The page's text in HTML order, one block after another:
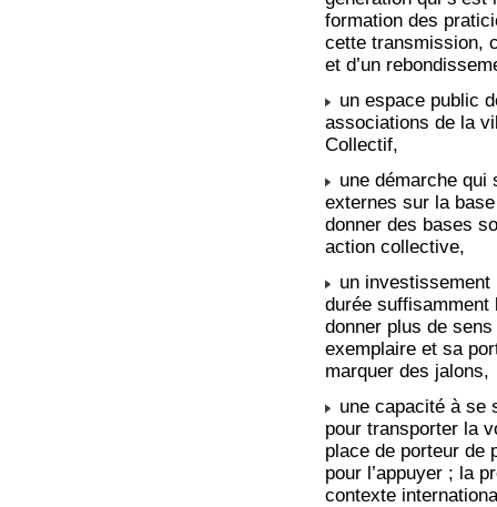
formation des
cette transmission,
et d’un
un espace public
associations de la
Collectif,
une démarche qui
externes sur la
donner des bases
action collective,
un investissement
durée suffisamment
donner plus de
exemplaire et sa
marquer des jalons,
une capacité à se
pour transporter la
place de porteur de
pour l’appuyer ; la
contexte